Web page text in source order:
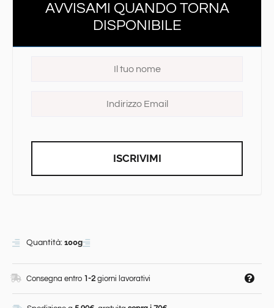
AVVISAMI QUANDO TORNA
DISPONIBILE
ISCRIVIMI
Quantità: 100g
Consegna entro 1-2 giorni lavorativi